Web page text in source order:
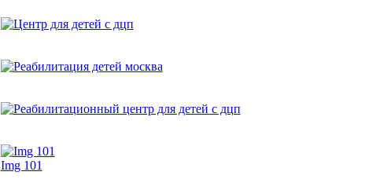
Img 101